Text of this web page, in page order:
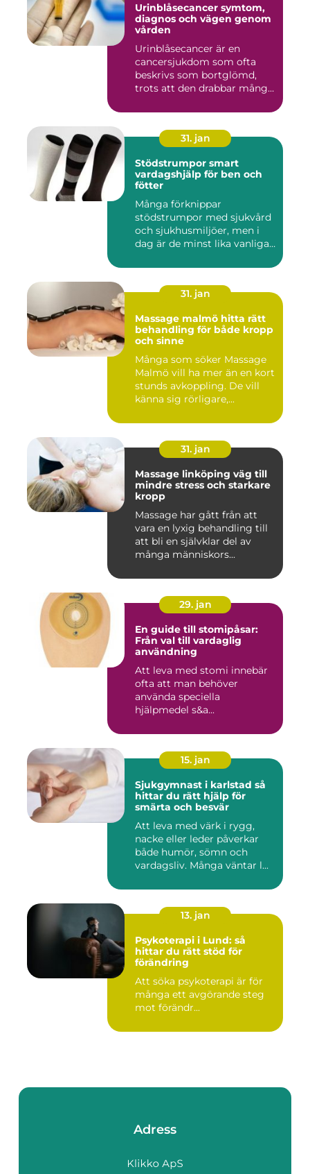
Urinblåsecancer symtom,
diagnos och vägen genom
vården
Urinblåsecancer är en
cancersjukdom som ofta
beskrivs som bortglömd,
trots att den drabbar många
31. jan
Stödstrumpor smart
vardagshjälp för ben och
fötter
Många förknippar
stödstrumpor med sjukvård
och sjukhusmiljöer, men i
dag är de minst lika vanliga
31. jan
Massage malmö hitta rätt
behandling för både kropp
och sinne
Många som söker Massage
Malmö vill ha mer än en kort
stunds avkoppling. De vill
känna sig rörligare,...
31. jan
Massage linköping väg till
mindre stress och starkare
kropp
Massage har gått från att
vara en lyxig behandling till
att bli en självklar del av
många människors...
29. jan
En guide till stomipåsar:
Från val till vardaglig
användning
Att leva med stomi innebär
ofta att man behöver
använda speciella
hjälpmedel s&a...
15. jan
Sjukgymnast i karlstad så
hittar du rätt hjälp för
smärta och besvär
Att leva med värk i rygg,
nacke eller leder påverkar
både humör, sömn och
vardagsliv. Många väntar l...
13. jan
Psykoterapi i Lund: så
hittar du rätt stöd för
förändring
Att söka psykoterapi är för
många ett avgörande steg
mot förändr...
Adress